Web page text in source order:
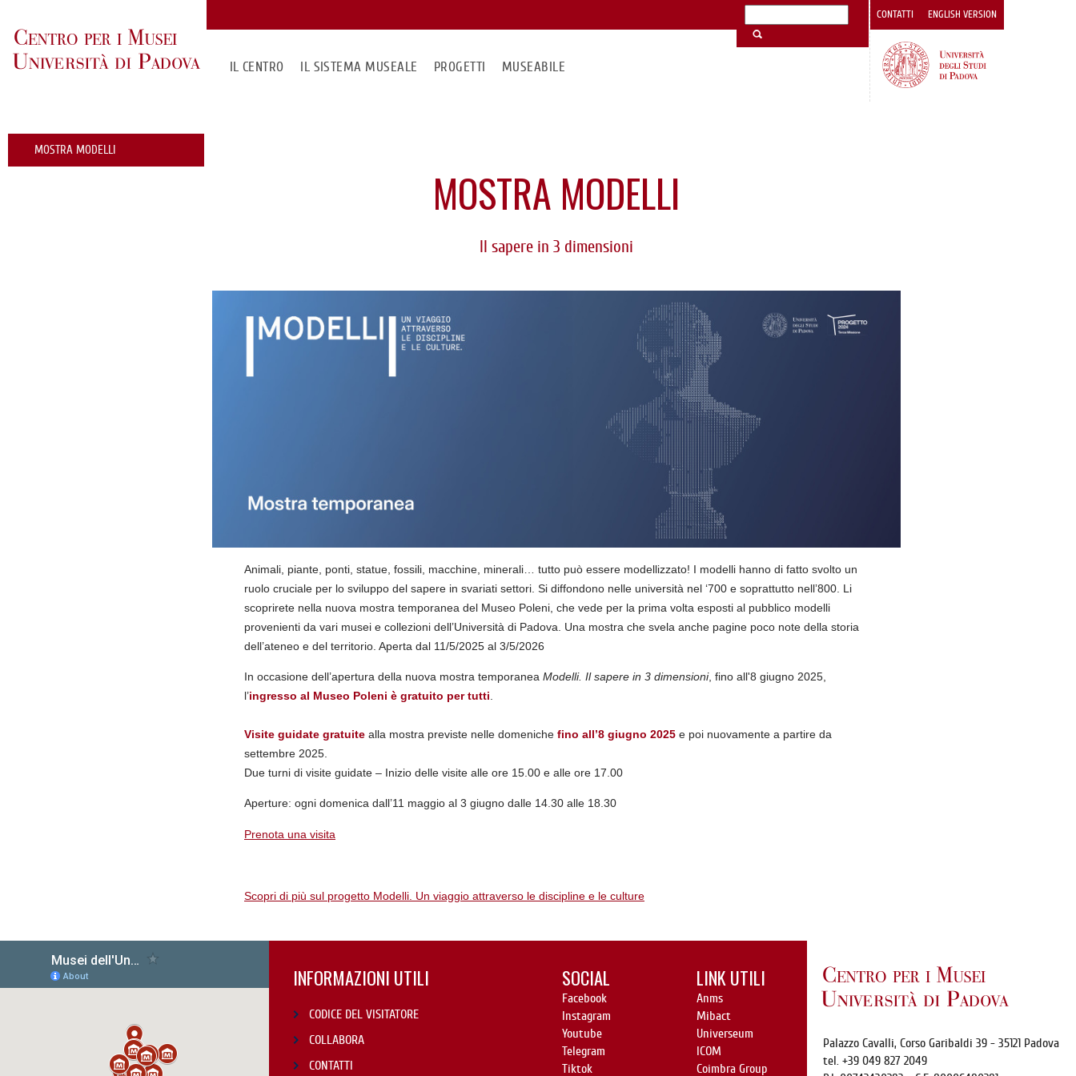
IL CENTRO IL SISTEMA MUSEALE PROGETTI MUSEABILE
CONTATTI ENGLISH VERSION
MOSTRA MODELLI
MOSTRA MODELLI
Il sapere in 3 dimensioni
Animali, piante, ponti, statue, fossili, macchine, minerali… tutto può essere modellizzato! I modelli hanno di fatto svolto un
ruolo cruciale per lo sviluppo del sapere in svariati settori. Si diffondono nelle università nel ‘700 e soprattutto nellʼ800. Li
scoprirete nella nuova mostra temporanea del Museo Poleni, che vede per la prima volta esposti al pubblico modelli
provenienti da vari musei e collezioni dell’Università di Padova. Una mostra che svela anche pagine poco note della storia
dell’ateneo e del territorio. Aperta dal 11/5/2025 al 3/5/2026
In occasione dell’apertura della nuova mostra temporanea Modelli. Il sapere in 3 dimensioni, fino all'8 giugno 2025,
l’ingresso al Museo Poleni è gratuito per tutti
Visite guidate gratuite alla mostra previste nelle domeniche fino all’8 giugno 2025 e poi nuovamente a partire da
settembre 2025.
Due turni di visite guidate – Inizio delle visite alle ore 15.00 e alle ore 17.00
Aperture: ogni domenica dall’11 maggio al 3 giugno dalle 14.30 alle 18.30
Prenota una visita
Scopri di più sul progetto Modelli. Un viaggio attraverso le discipline e le culture
INFORMAZIONI UTILI
CODICE DEL VISITATORE
COLLABORA
CONTATTI
SOCIAL
Facebook
Instagram
Youtube
Telegram
Tiktok
LINK UTILI
Anms
Mibact
Universeum
ICOM
Coimbra Group
Palazzo Cavalli, Corso Garibaldi 39 - 35121 Padova
tel. +39 049 827 2049